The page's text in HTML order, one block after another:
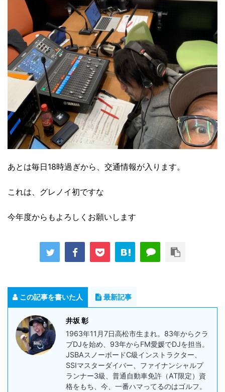
あとは毎日18時過ぎから、交通情報が入ります。
これは、グレノイ初ですな
今年度からもよろしくお願いします
この記事を書いた人 最新記事
井坂 彰
1963年11月7日高松市生まれ。83年からクラ
ブDJを始め、93年からFM愛媛でDJを担当。
JSBAスノーボードC級インストラクター、
SSIマスターダイバー、ファイナンシャルプ
ランナー3級、普通自動車免許（AT限定）資
格をもち、今、一番ハマってるのはゴルフ。